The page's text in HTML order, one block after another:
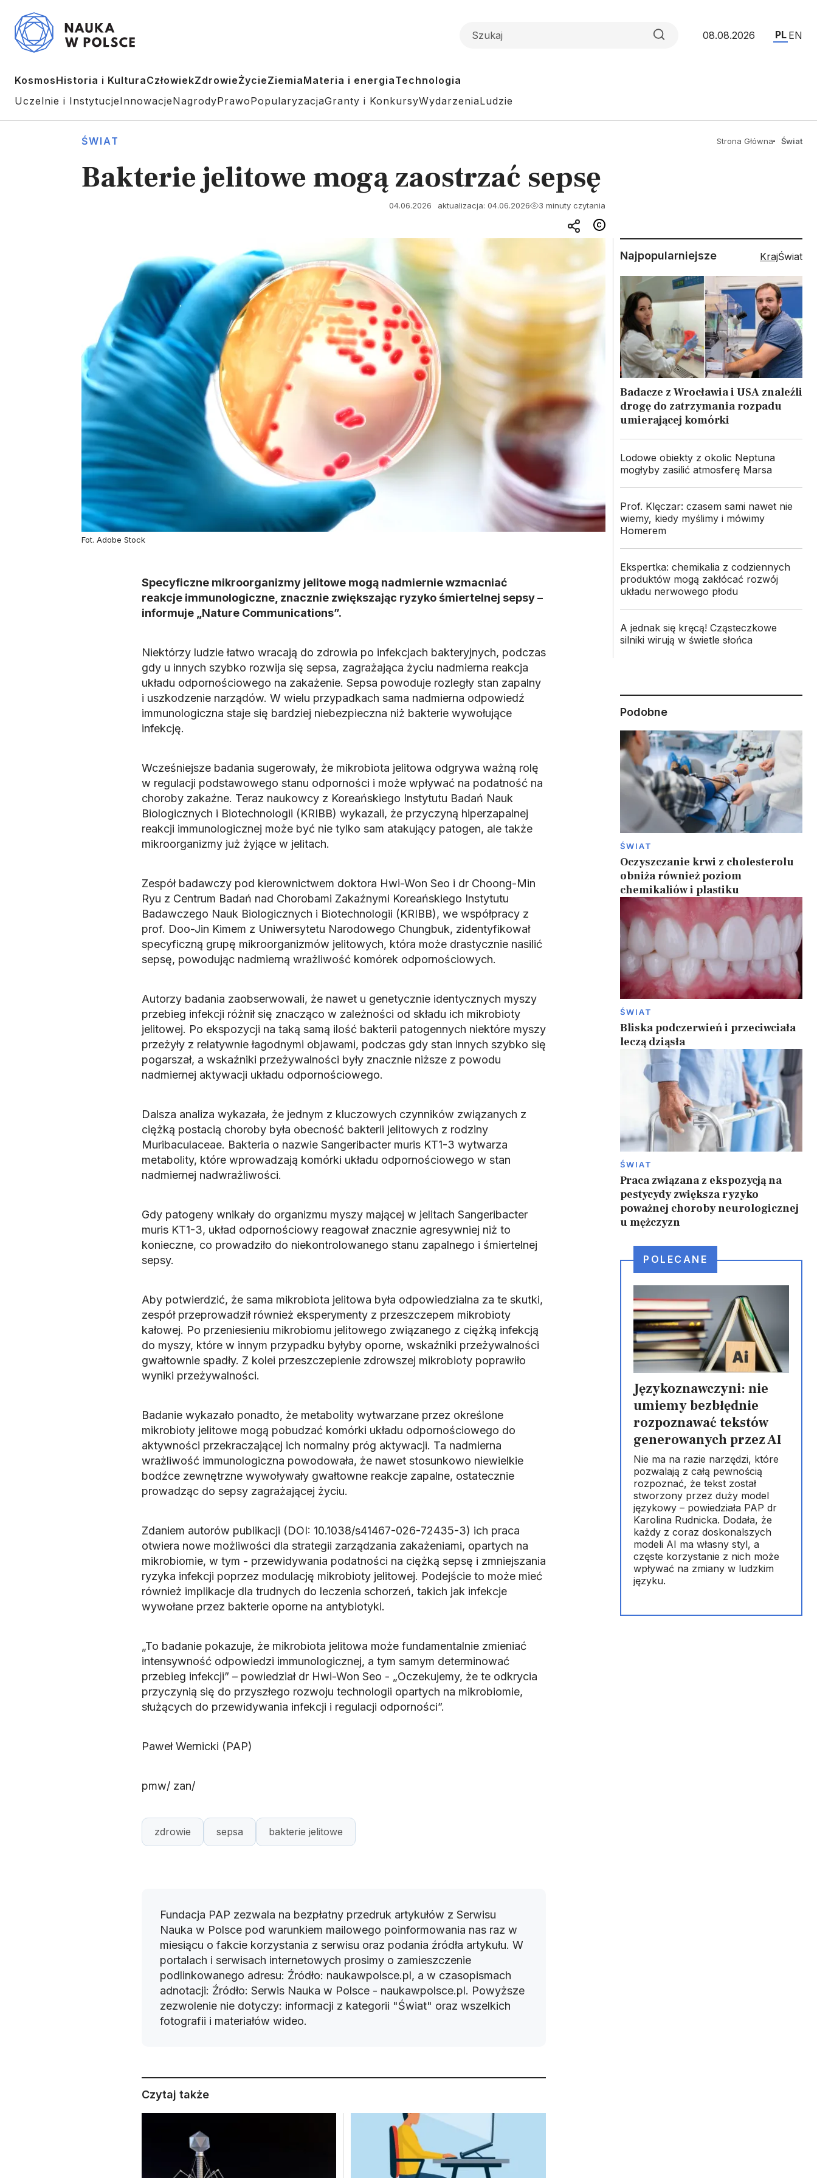
08.08.2026 PL EN
KosmosHistoria i KulturaCzłowiekZdrowieŻycieZiemiaMateria i energiaTechnologia
Uczelnie i InstytucjeInnowacjeNagrodyPrawoPopularyzacjaGranty i KonkursyWydarzeniaLudzie
ŚWIAT Strona Główna Świat
Bakterie jelitowe mogą zaostrzać sepsę
04.06.2026 aktualizacja: 04.06.2026 3 minuty czytania
Fot. Adobe Stock
Specyficzne mikroorganizmy jelitowe mogą nadmiernie wzmacniać
reakcje immunologiczne, znacznie zwiększając ryzyko śmiertelnej sepsy –
informuje „Nature Communications”.
Niektórzy ludzie łatwo wracają do zdrowia po infekcjach bakteryjnych, podczas
gdy u innych szybko rozwija się sepsa, zagrażająca życiu nadmierna reakcja
układu odpornościowego na zakażenie. Sepsa powoduje rozległy stan zapalny
i uszkodzenie narządów. W wielu przypadkach sama nadmierna odpowiedź
immunologiczna staje się bardziej niebezpieczna niż bakterie wywołujące
infekcję.
Wcześniejsze badania sugerowały, że mikrobiota jelitowa odgrywa ważną rolę
w regulacji podstawowego stanu odporności i może wpływać na podatność na
choroby zakaźne. Teraz naukowcy z Koreańskiego Instytutu Badań Nauk
Biologicznych i Biotechnologii (KRIBB) wykazali, że przyczyną hiperzapalnej
reakcji immunologicznej może być nie tylko sam atakujący patogen, ale także
mikroorganizmy już żyjące w jelitach.
Zespół badawczy pod kierownictwem doktora Hwi-Won Seo i dr Choong-Min
Ryu z Centrum Badań nad Chorobami Zakaźnymi Koreańskiego Instytutu
Badawczego Nauk Biologicznych i Biotechnologii (KRIBB), we współpracy z
prof. Doo-Jin Kimem z Uniwersytetu Narodowego Chungbuk, zidentyfikował
specyficzną grupę mikroorganizmów jelitowych, która może drastycznie nasilić
sepsę, powodując nadmierną wrażliwość komórek odpornościowych.
Autorzy badania zaobserwowali, że nawet u genetycznie identycznych myszy
przebieg infekcji różnił się znacząco w zależności od składu ich mikrobioty
jelitowej. Po ekspozycji na taką samą ilość bakterii patogennych niektóre myszy
przeżyły z relatywnie łagodnymi objawami, podczas gdy stan innych szybko się
pogarszał, a wskaźniki przeżywalności były znacznie niższe z powodu
nadmiernej aktywacji układu odpornościowego.
Dalsza analiza wykazała, że jednym z kluczowych czynników związanych z
ciężką postacią choroby była obecność bakterii jelitowych z rodziny
Muribaculaceae. Bakteria o nazwie Sangeribacter muris KT1-3 wytwarza
metabolity, które wprowadzają komórki układu odpornościowego w stan
nadmiernej nadwrażliwości.
Gdy patogeny wnikały do organizmu myszy mającej w jelitach Sangeribacter
muris KT1-3, układ odpornościowy reagował znacznie agresywniej niż to
konieczne, co prowadziło do niekontrolowanego stanu zapalnego i śmiertelnej
sepsy.
Aby potwierdzić, że sama mikrobiota jelitowa była odpowiedzialna za te skutki,
zespół przeprowadził również eksperymenty z przeszczepem mikrobioty
kałowej. Po przeniesieniu mikrobiomu jelitowego związanego z ciężką infekcją
do myszy, które w innym przypadku byłyby oporne, wskaźniki przeżywalności
gwałtownie spadły. Z kolei przeszczepienie zdrowszej mikrobioty poprawiło
wyniki przeżywalności.
Badanie wykazało ponadto, że metabolity wytwarzane przez określone
mikrobioty jelitowe mogą pobudzać komórki układu odpornościowego do
aktywności przekraczającej ich normalny próg aktywacji. Ta nadmierna
wrażliwość immunologiczna powodowała, że nawet stosunkowo niewielkie
bodźce zewnętrzne wywoływały gwałtowne reakcje zapalne, ostatecznie
prowadząc do sepsy zagrażającej życiu.
Zdaniem autorów publikacji (DOI: 10.1038/s41467-026-72435-3) ich praca
otwiera nowe możliwości dla strategii zarządzania zakażeniami, opartych na
mikrobiomie, w tym - przewidywania podatności na ciężką sepsę i zmniejszania
ryzyka infekcji poprzez modulację mikrobioty jelitowej. Podejście to może mieć
również implikacje dla trudnych do leczenia schorzeń, takich jak infekcje
wywołane przez bakterie oporne na antybiotyki.
„To badanie pokazuje, że mikrobiota jelitowa może fundamentalnie zmieniać
intensywność odpowiedzi immunologicznej, a tym samym determinować
przebieg infekcji” – powiedział dr Hwi-Won Seo - „Oczekujemy, że te odkrycia
przyczynią się do przyszłego rozwoju technologii opartych na mikrobiomie,
służących do przewidywania infekcji i regulacji odporności”.
Paweł Wernicki (PAP)
pmw/ zan/
zdrowie sepsa bakterie jelitowe
Fundacja PAP zezwala na bezpłatny przedruk artykułów z Serwisu
Nauka w Polsce pod warunkiem mailowego poinformowania nas raz w
miesiącu o fakcie korzystania z serwisu oraz podania źródła artykułu. W
portalach i serwisach internetowych prosimy o zamieszczenie
podlinkowanego adresu: Źródło: naukawpolsce.pl, a w czasopismach
adnotacji: Źródło: Serwis Nauka w Polsce - naukawpolsce.pl. Powyższe
zezwolenie nie dotyczy: informacji z kategorii "Świat" oraz wszelkich
fotografii i materiałów wideo.
Czytaj także
Najpopularniejsze KrajŚwiat
Badacze z Wrocławia i USA znaleźli
drogę do zatrzymania rozpadu
umierającej komórki
Lodowe obiekty z okolic Neptuna
mogłyby zasilić atmosferę Marsa
Prof. Klęczar: czasem sami nawet nie
wiemy, kiedy myślimy i mówimy
Homerem
Ekspertka: chemikalia z codziennych
produktów mogą zakłócać rozwój
układu nerwowego płodu
A jednak się kręcą! Cząsteczkowe
silniki wirują w świetle słońca
Podobne
ŚWIAT
Oczyszczanie krwi z cholesterolu
obniża również poziom
chemikaliów i plastiku
ŚWIAT
Bliska podczerwień i przeciwciała
leczą dziąsła
ŚWIAT
Praca związana z ekspozycją na
pestycydy zwiększa ryzyko
poważnej choroby neurologicznej
u mężczyzn
POLECANE
Językoznawczyni: nie
umiemy bezbłędnie
rozpoznawać tekstów
generowanych przez AI
Nie ma na razie narzędzi, które
pozwalają z całą pewnością
rozpoznać, że tekst został
stworzony przez duży model
językowy – powiedziała PAP dr
Karolina Rudnicka. Dodała, że
każdy z coraz doskonalszych
modeli AI ma własny styl, a
częste korzystanie z nich może
wpływać na zmiany w ludzkim
języku.